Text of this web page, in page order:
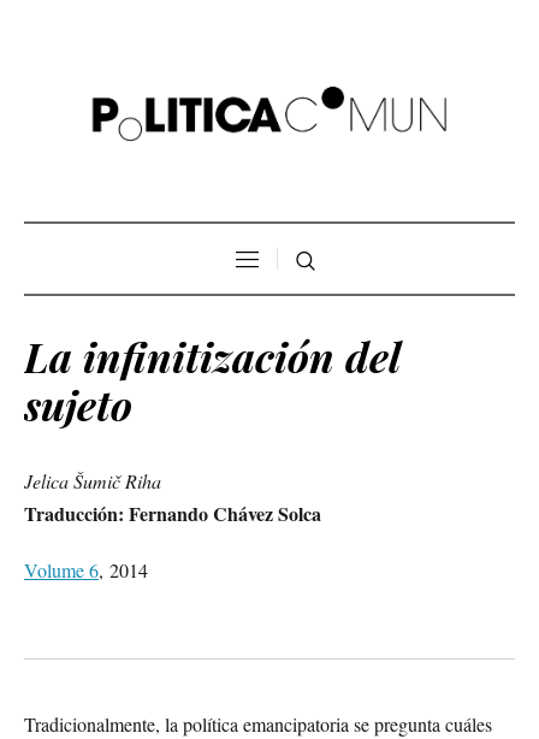
La infinitización del
sujeto
Jelica Šumič Riha
Traducción: Fernando Chávez Solca
Volume 6, 2014
Tradicionalmente, la política emancipatoria se pregunta cuáles